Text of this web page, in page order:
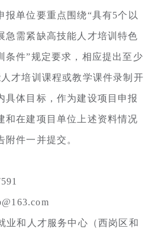
报单位要重点围绕“具有5个以
急需紧缺高技能人才培训特色
条件”规定要求，相应提出至少
才培训课程或教学课件录制开
具体目标，作为建设项目申报
和在建项目单位上述资料情况
件一并提交。
和人才服务中心（西岗区和